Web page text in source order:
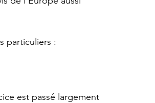
particuliers :
est passé largement